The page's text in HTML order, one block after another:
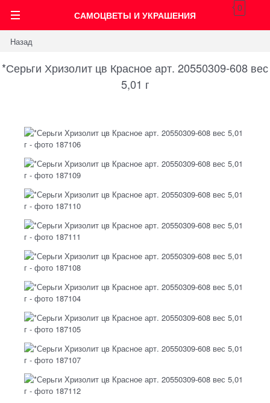
САМОЦВЕТЫ И УКРАШЕНИЯ
0
Назад
*Серьги Хризолит цв Красное арт. 20550309-608 вес
5,01 г